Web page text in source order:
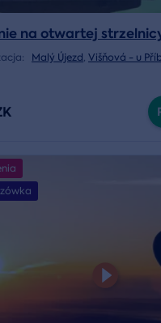
na otwartej
Malý Újezd, Višňová - u